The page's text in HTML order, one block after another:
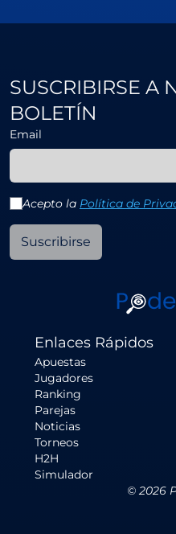
SUSCRIBIRSE A
BOLETÍN
Email
Acepto la Política de
Suscribirse
Enlaces Rápidos
Apuestas
Jugadores
Ranking
Parejas
Noticias
Torneos
H2H
Simulador
© 2026